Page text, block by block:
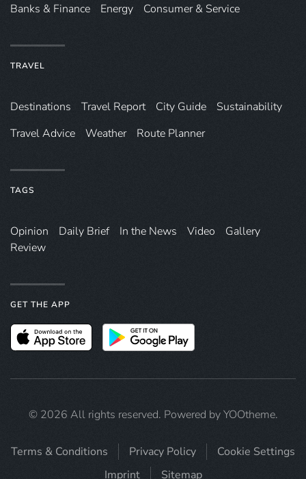
Banks & Finance
Energy Consumer & Service
TRAVEL
Destinations Travel Report City Guide
Sustainability
Travel Advice
Weather Route Planner
TAGS
Opinion Daily Brief In the News Video
Gallery
Review
GET THE APP
© 2026 All rights reserved. Powered byYOOtheme.
Terms & Conditions Privacy Policy
Cookie Settings
Imprint
Sitemap